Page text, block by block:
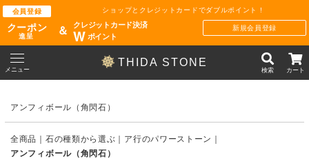
会員登録
クーポン
進呈
ショップとクレジットカードでダブルポイント !
＆
クレジットカード決済
Wポイント
新規会員登録
THIDA STONE
メニュー 検索 カート
アンフィボール（角閃石）
全商品 石の種類から選ぶ
ア行のパワーストーン
アンフィボール（角閃石）